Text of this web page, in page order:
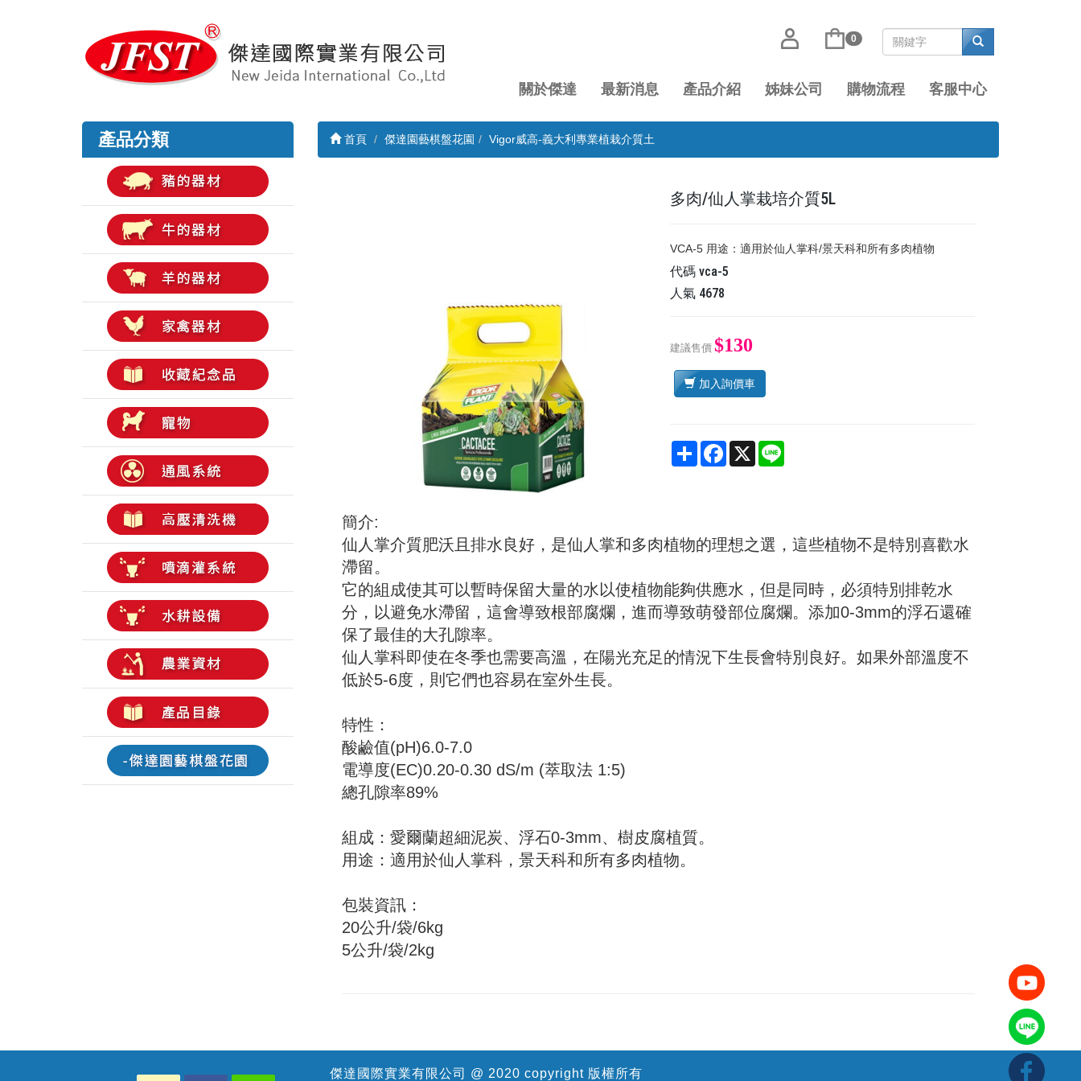
0
關於傑達 最新消息 產品介紹 姊妹公司 購物流程 客服中心
產品分類 首頁 傑達園藝棋盤花園 Vigor威高-義大利專業植栽介質土
多肉/仙人掌栽培介質5L
VCA-5 用途：適用於仙人掌科/景天科和所有多肉植物
代碼vca-5
人氣 4678
建議售價 $130
加入詢價車
Share Facebook
X
簡介:
仙人掌介質肥沃且排水良好，是仙人掌和多肉植物的理想之選，這些植物不是特別喜歡水
滯留。
它的組成使其可以暫時保留大量的水以使植物能夠供應水，但是同時，必須特別排乾水
分，以避免水滯留，這會導致根部腐爛，進而導致萌發部位腐爛。添加0-3mm的浮石還確
保了最佳的大孔隙率。
仙人掌科即使在冬季也需要高溫，在陽光充足的情況下生長會特別良好。如果外部溫度不
低於5-6度，則它們也容易在室外生長。
特性：
酸鹼值(pH)6.0-7.0
電導度(EC)0.20-0.30 dS/m (萃取法 1:5)
總孔隙率89%
組成：愛爾蘭超細泥炭、浮石0-3mm、樹皮腐植質。
用途：適用於仙人掌科，景天科和所有多肉植物。
包裝資訊：
20公升/袋/6kg
5公升/袋/2kg
傑達國際實業有限公司 @ 2020 copyright 版權所有